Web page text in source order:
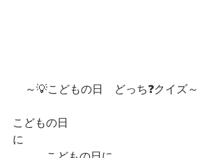
～💡こどもの日　どっち❓クイズ～
こどもの日
に